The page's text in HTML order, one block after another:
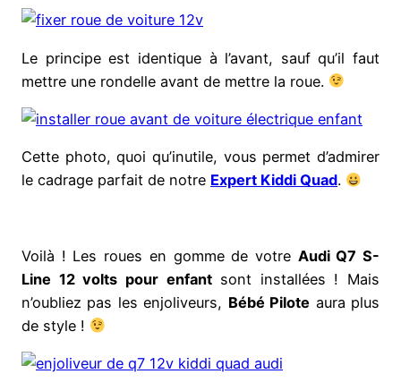
Le principe est identique à l’avant, sauf qu’il faut
mettre une rondelle avant de mettre la roue.
Cette photo, quoi qu’inutile, vous permet d’admirer
le cadrage parfait de notre Expert Kiddi Quad.
Voilà ! Les roues en gomme de votre Audi Q7 S-
Line 12 volts pour enfantsont installées ! Mais
n’oubliez pas les enjoliveurs, Bébé Pilote aura plus
de style !